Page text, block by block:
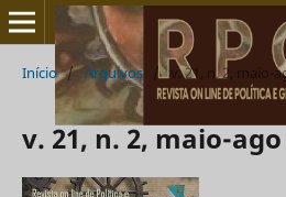
Início / Arquivos / v. 21, n. 2, maio-
v. 21, n. 2, maio-ago